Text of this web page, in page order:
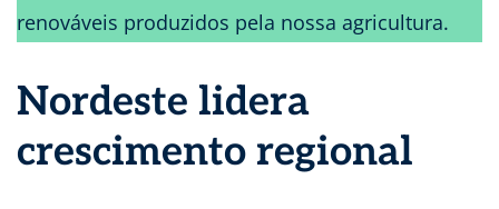
renováveis produzidos pela nossa agricultura.
Nordeste lidera
crescimento regional